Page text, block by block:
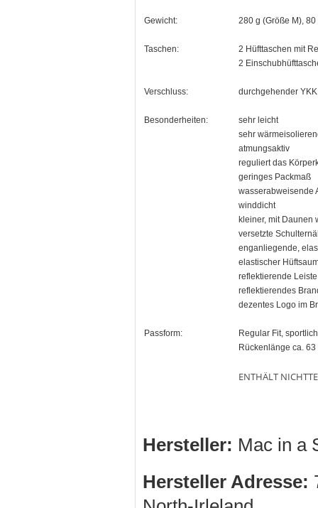
Gewicht: 280 g (Größe M),
Taschen:
2 Hüfttaschen mit
2
Verschluss: durchgehender
Besonderheiten:
sehr leicht
sehr
atmungsaktiv
reguliert das
geringes Packmaß
wasserabweisende
winddicht
kleiner, mit Daunen
versetzte
enganliegende,
elastischer
reflektierende
reflektierendes
dezentes Logo im
Passform:
Regular Fit,
Rückenlänge ca.
ENTHÄLT
Hersteller: Mac in a
Hersteller Adresse: